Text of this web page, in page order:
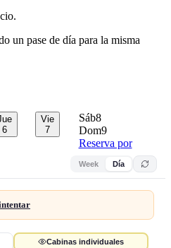
un pase de día para la misma
6
Vie
7
Sáb8
Dom9
Reserva por
Week Día
Cabinas individuales